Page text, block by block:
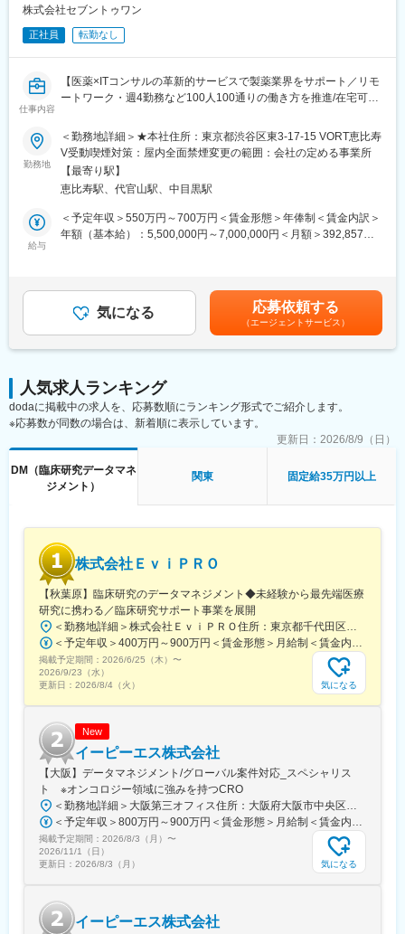
変更の範囲：会社の定める業務
ータの利活用業務を担っていただきます。
■職種の魅力：
規制・技術革新などの環境変化を的確に捉えながら、適切な意思
決定を可能とする効率的なデータの管理を推進することで、臨床
試験を最大限に加速し、患者さんに求められる薬をより多く・早
く・永続的に届けることに貢献する。
■今後の展開：
世界有数の製薬会社であるロシュと、当社の独立経営を維持する
戦略的アライアンスを締結、ロシュ・グループの医薬品を日本国
内に効率的に導入するとともに、ロシュ・グループの強力な研究
することで、世界に向けて大きな価値を提供しております。ヘル
スケア産業のトップイノベーター像の実現を目指し、成長戦略
は、「CHUGAI DIGITAL VISION 2030」において掲げる「デジタ
ル基盤の強化」「すべてのバリューチェーン効率化」「デジタル
を活用した革新的な新薬創出」の3つの基本戦略によって、中外製
薬のビジネスを変革し、社会を変えるヘルスケアソリューション
変更の範囲：会社の定める業務
株式会社セブントゥワン
正社員 転勤なし
仕事内容
【医薬×ITコンサルの革新的サービスで製薬業界をサポート／リモ
ートワーク・週4勤務など100人100通りの働き方を推進/在宅可・
■業務内容
製造販売後調査における登録・DM業務をご担当いただきます。
＜担当業務＞
・立ち上げ業務（調査票設計支援、EDC開発支援、進捗管理シス
テムの構築支援、DM関連手順の作成・レビュー等）
・運用業務（調査票発行、データ入力、データクリーニング、ク
エリ発出、コーディング等）
■キャリアについて
受託型DMとしてリーダーやPMとしてのキャリアはもちろん、製
い業務」「会社に求めたいこと」をヒアリングし、社員の自己実
現をサポートできる体制を整えます。希望を踏まえた部署横断の
異動も積極的に行っております。
◇ご入社後の契約形態も個人の都合でフレキシブルに変更可能で
あり、フレックスはもちろん、ポジションによってはフルリモー
トや週4勤務まで対応可能です。社長自身が「100人100通りの働
◇コンサルやCRO出身など、多様なバックグラウンドを持つ社員
が在籍しており、各業界のナレッジを研修や全社MTGにて積極的
に蓄積・共有を行っております。他の業界のナレッジをもとに、
更なるスキル・キャリアアップや独立に向けた支援が充実してい
ます。
■当社の紹介
当社は製薬企業向けにビジネス・ITコンサルティングサービス、
BPOサービス、ITシステムサービス（システム開発・マネージド
スに高品質なサービスを提供します。現在、クライアントの100%
は製薬会社（国内大手製薬企業及び外資製薬企業）であり、クラ
イアントの95%以上が長期的なパートナーとして当社を選び続け
ています。
変更の範囲：会社の定める業務
勤務地
＜勤務地詳細＞★本社住所：東京都渋谷区東3-17-15 VORT恵比寿
V受動喫煙対策：屋内全面禁煙変更の範囲：会社の定める事業所
【最寄り駅】
恵比寿駅、代官山駅、中目黒駅
給与
＜予定年収＞550万円～700万円＜賃金形態＞年俸制＜賃金内訳＞
年額（基本給）：5,500,000円～7,000,000円＜月額＞392,857円
があります。月給(月額)は固定手当を含めた表記です。
気になる 応募依頼する
（エージェントサービス）
人気求人ランキング
dodaに掲載中の求人を、応募数順にランキング形式でご紹介します。
※応募数が同数の場合は、新着順に表示しています。
更新日： 2026/8/9（日）
DM（臨床研究データマネ
ジメント）
関東 固定給35万円以上
株式会社ＥｖｉＰＲＯ
【秋葉原】臨床研究のデータマネジメント◆未経験から最先端医療
研究に携わる／臨床研究サポート事業を展開
＜勤務地詳細＞株式会社ＥｖｉＰＲＯ住所：東京都千代田区岩本町3丁目11-9 KDX岩本町ビル2F勤務地最寄駅：JR線／秋葉原駅受動喫煙対策：敷地内全面禁煙変更の範囲：無
＜予定年収＞400万円～900万円＜賃金形態＞月給制＜賃金内訳＞月額（基本給）：333,000円～500,000円＜月給＞333,000円～500,000円＜昇給有無＞有＜残業手当＞有賃金はあくまでも目安の金額であり、選考を通じて上下する可能性があります。月給(月額)は固定手当を含めた表記です。
掲載予定期間： 2026/6/25（木） 〜
2026/9/23（水）
更新日： 2026/8/4（火） 気になる
New
イーピーエス株式会社
【大阪】データマネジメント/グローバル案件対応_スペシャリス
ト ※オンコロジー領域に強みを持つCRO
＜勤務地詳細＞大阪第三オフィス住所：大阪府大阪市中央区安土町1-8-15 野村不動産大阪ビル勤務地最寄駅：堺筋線／堺筋本町駅受動喫煙対策：屋内全面禁煙変更の範囲：会社の定める事業所
＜予定年収＞800万円～900万円＜賃金形態＞月給制＜賃金内訳＞月額（基本給）：480,000円～550,000円＜月給＞480,000円～550,000円＜昇給有無＞有＜残業手当＞有＜給与補足＞※給与詳細は同社規定により経験・能力を考慮の上決定します。■昇給：年1回（10月）■賞与：年3回（夏季賞与6月・冬季賞与12月・決算賞与10月）賃金はあくまでも目安の金額であり、選考を通じて上下する可能性があります。月給(月額)は固定手当を含めた表記です。
掲載予定期間： 2026/8/3（月） 〜
2026/11/1（日）
更新日： 2026/8/3（月） 気になる
イーピーエス株式会社